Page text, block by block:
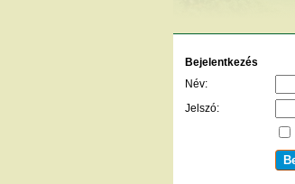
Bejelentkezés
Név:
Jelszó: